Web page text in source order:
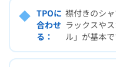
◆ TPOに
合わせ
る：
襟付きのシ
ラックスや
ル」が基本で